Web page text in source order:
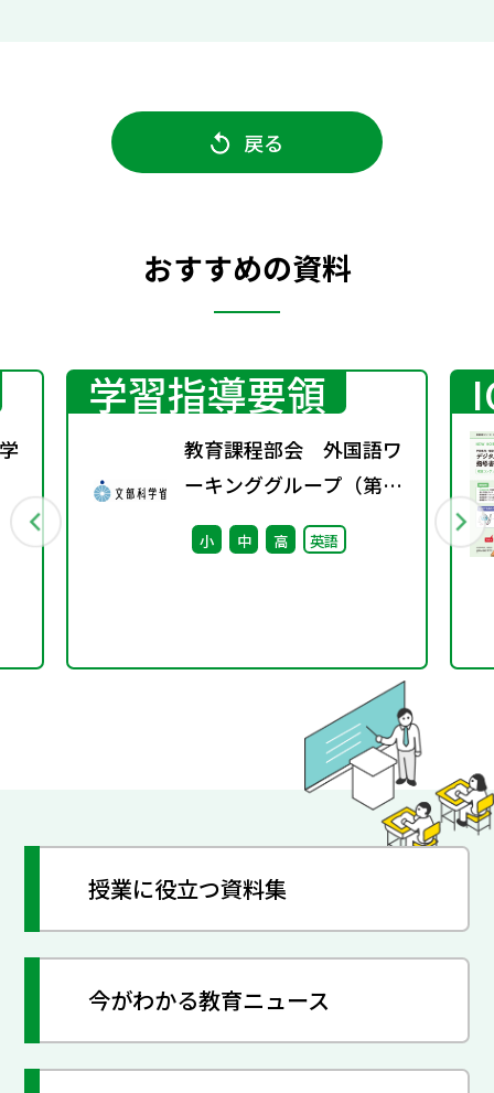
戻る
おすすめの資料
学習指導要領
教育課程部会 外国語ワ
ーキンググループ（第13
回） 配付資料
小 中 高 英語
授業に役立つ資料集
今がわかる教育ニュース